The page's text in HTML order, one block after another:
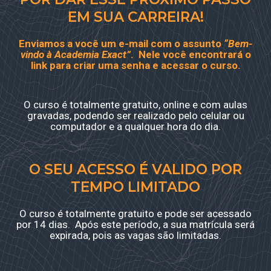
EM SUA CARREIRA!
Enviamos a você um e-mail com o assunto “Bem-
vindo à Academia Exact”. Nele você encontrará o
link para criar uma senha e acessar o curso.
O curso é totalmente gratuito, online e com aulas
gravadas, podendo ser realizado pelo celular ou
computador e a qualquer hora do dia.
O SEU ACESSO É VALIDO POR
TEMPO LIMITADO
O curso é totalmente gratuito e pode ser acessado
por 14 dias. Após este período, a sua matrícula será
expirada, pois as vagas são limitadas.